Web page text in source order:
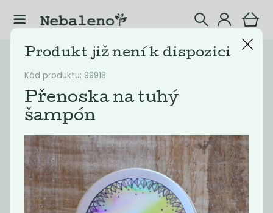
Katalog Ostatní
Filtrovat produkty
Doporučené Nejlevnější Nejdražší
Akce -50% Akce -50%
Kód produktu: 99918
Přenoska na tuhý
šampón
Produkt již není k dispozici